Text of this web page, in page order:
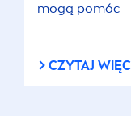
mogą pomóc
CZYTAJ